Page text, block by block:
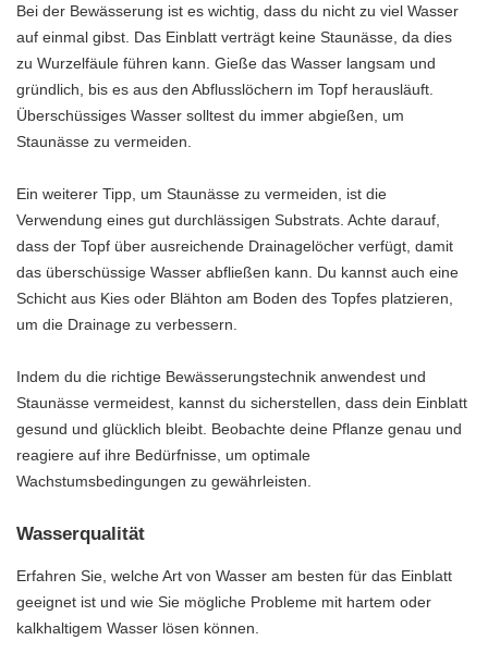
Bei der Bewässerung ist es wichtig, dass du nicht zu viel Wasser
auf einmal gibst. Das Einblatt verträgt keine Staunässe, da dies
zu Wurzelfäule führen kann. Gieße das Wasser langsam und
gründlich, bis es aus den Abflusslöchern im Topf herausläuft.
Überschüssiges Wasser solltest du immer abgießen, um
Staunässe zu vermeiden.
Ein weiterer Tipp, um Staunässe zu vermeiden, ist die
Verwendung eines gut durchlässigen Substrats. Achte darauf,
dass der Topf über ausreichende Drainagelöcher verfügt, damit
das überschüssige Wasser abfließen kann. Du kannst auch eine
Schicht aus Kies oder Blähton am Boden des Topfes platzieren,
um die Drainage zu verbessern.
Indem du die richtige Bewässerungstechnik anwendest und
Staunässe vermeidest, kannst du sicherstellen, dass dein Einblatt
gesund und glücklich bleibt. Beobachte deine Pflanze genau und
reagiere auf ihre Bedürfnisse, um optimale
Wachstumsbedingungen zu gewährleisten.
Wasserqualität
Erfahren Sie, welche Art von Wasser am besten für das Einblatt
geeignet ist und wie Sie mögliche Probleme mit hartem oder
kalkhaltigem Wasser lösen können.